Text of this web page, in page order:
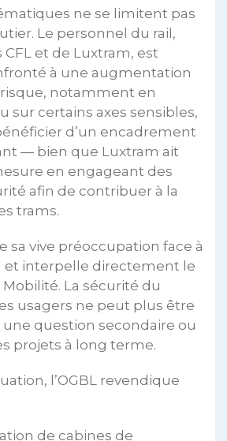
ne se limitent pas
Le personnel du rail,
CFL et de Luxtram, est
à une augmentation
notamment en
sur certains axes sensibles,
d’un encadrement
— bien que Luxtram ait
en engageant des
afin de contribuer à la
trams.
sa vive préoccupation face à
et interpelle directement le
La sécurité du
usagers ne peut plus être
question secondaire ou
projets à long terme.
l’OGBL revendique
de cabines de